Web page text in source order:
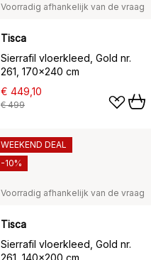
Voorradig afhankelijk van de vraag
Tisca
Sierrafil vloerkleed, Gold nr.
261, 170x240 cm
€ 449,10
€ 499
Voorradig afhankelijk van de vraag
Tisca
Sierrafil vloerkleed, Gold nr.
261, 140x200 cm
WEEKEND DEAL
-10%